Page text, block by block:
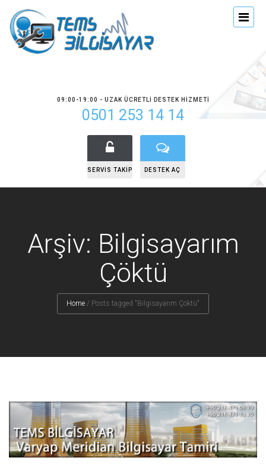
09:00-19:00 - UZAK ÜCRETLI DESTEK HIZMETI
0501 253 14 14
SERVIS TAKIP DESTEK AÇ
Arşiv: Bilgisayarım
Çöktü
Home / Posts tagged "Bilgisayarım Çöktü"